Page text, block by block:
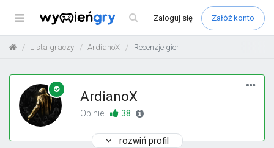
Menu Zaloguj się Załóż konto
Lista graczy ArdianoX Recenzje gier
ArdianoX
Opinie 38
rozwiń profil